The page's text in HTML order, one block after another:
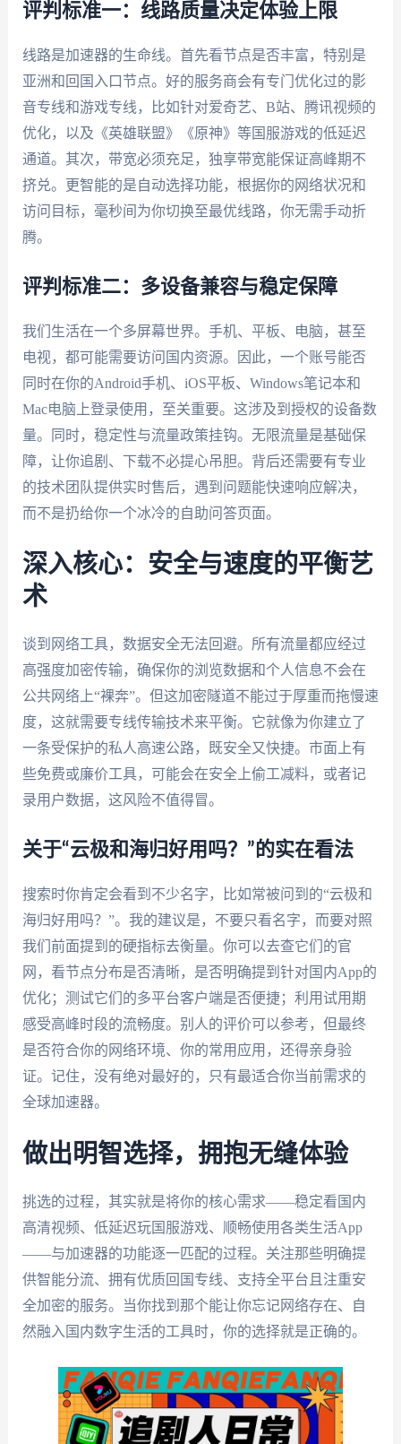
评判标准一：线路质量决定体验上限
线路是加速器的生命线。首先看节点是否丰富，特别是
亚洲和回国入口节点。好的服务商会有专门优化过的影
音专线和游戏专线，比如针对爱奇艺、B站、腾讯视频的
优化，以及《英雄联盟》《原神》等国服游戏的低延迟
通道。其次，带宽必须充足，独享带宽能保证高峰期不
挤兑。更智能的是自动选择功能，根据你的网络状况和
访问目标，毫秒间为你切换至最优线路，你无需手动折
腾。
评判标准二：多设备兼容与稳定保障
我们生活在一个多屏幕世界。手机、平板、电脑，甚至
电视，都可能需要访问国内资源。因此，一个账号能否
同时在你的Android手机、iOS平板、Windows笔记本和
Mac电脑上登录使用，至关重要。这涉及到授权的设备数
量。同时，稳定性与流量政策挂钩。无限流量是基础保
障，让你追剧、下载不必提心吊胆。背后还需要有专业
的技术团队提供实时售后，遇到问题能快速响应解决，
而不是扔给你一个冰冷的自助问答页面。
深入核心：安全与速度的平衡艺
术
谈到网络工具，数据安全无法回避。所有流量都应经过
高强度加密传输，确保你的浏览数据和个人信息不会在
公共网络上“裸奔”。但这加密隧道不能过于厚重而拖慢速
度，这就需要专线传输技术来平衡。它就像为你建立了
一条受保护的私人高速公路，既安全又快捷。市面上有
些免费或廉价工具，可能会在安全上偷工减料，或者记
录用户数据，这风险不值得冒。
关于“云极和海归好用吗？”的实在看法
搜索时你肯定会看到不少名字，比如常被问到的“云极和
海归好用吗？”。我的建议是，不要只看名字，而要对照
我们前面提到的硬指标去衡量。你可以去查它们的官
网，看节点分布是否清晰，是否明确提到针对国内App的
优化；测试它们的多平台客户端是否便捷；利用试用期
感受高峰时段的流畅度。别人的评价可以参考，但最终
是否符合你的网络环境、你的常用应用，还得亲身验
证。记住，没有绝对最好的，只有最适合你当前需求的
全球加速器。
做出明智选择，拥抱无缝体验
挑选的过程，其实就是将你的核心需求——稳定看国内
高清视频、低延迟玩国服游戏、顺畅使用各类生活App
——与加速器的功能逐一匹配的过程。关注那些明确提
供智能分流、拥有优质回国专线、支持全平台且注重安
全加密的服务。当你找到那个能让你忘记网络存在、自
然融入国内数字生活的工具时，你的选择就是正确的。